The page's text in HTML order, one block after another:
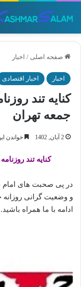
صفحه اصلی / اخبار
اخبار اخبار اقتصادی
کنایه تند
جمعه تهران
2 آبان, 1402 خواندن این مطلب
کنایه تند
در پی صحبت های
و وضعیت گرانی روزانه
ادامه با ما همراه باشید.